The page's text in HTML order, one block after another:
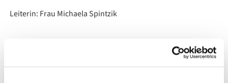
Leiterin: Frau Michaela Spintzik